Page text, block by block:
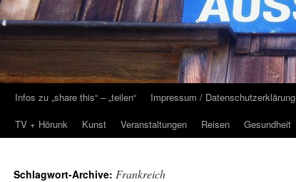
Zum
Inhalt
Infos zu „share this“ – „teilen“ Impressum / Datenschutzerklärung
TV + Hörunk
Kunst Veranstaltungen Reisen Gesundheit
Schlagwort-Archive: Frankreich